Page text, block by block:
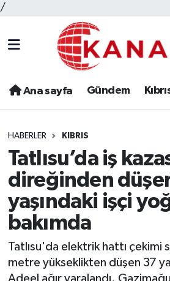
/
Ana sayfa Gündem
HABERLER KIBRIS
Tatlısu’da iş
direğinden
yaşındaki işçi
bakımda
Tatlısu'da elektrik hattı çekimi
metre yükseklikten düşen 37